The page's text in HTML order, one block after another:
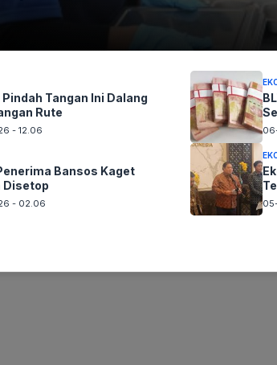
tubuh, namun kita dapat memangkas
secara teratur, mengurangi kalori,
Tangan Ini Dalang
Rute
- 12.06
Bansos Kaget
Disetop
- 02.06